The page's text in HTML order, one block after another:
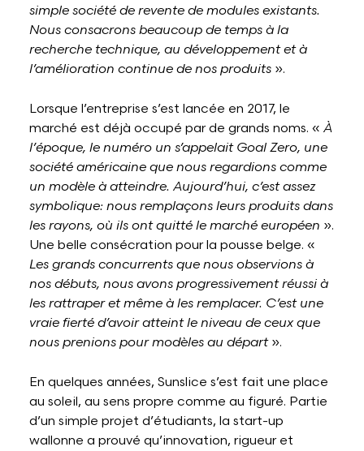
simple société de revente de modules existants.
Nous consacrons beaucoup de temps à la
recherche technique, au développement et à
l’amélioration continue de nos produits ».
Lorsque l’entreprise s’est lancée en 2017, le
marché est déjà occupé par de grands noms. « À
l’époque, le numéro un s’appelait Goal Zero, une
société américaine que nous regardions comme
un modèle à atteindre. Aujourd’hui, c’est assez
symbolique: nous remplaçons leurs produits dans
les rayons, où ils ont quitté le marché européen ».
Une belle consécration pour la pousse belge. «
Les grands concurrents que nous observions à
nos débuts, nous avons progressivement réussi à
les rattraper et même à les remplacer. C’est une
vraie fierté d’avoir atteint le niveau de ceux que
nous prenions pour modèles au départ».
En quelques années, Sunslice s’est fait une place
au soleil, au sens propre comme au figuré. Partie
d’un simple projet d’étudiants, la start-up
wallonne a prouvé qu’innovation, rigueur et